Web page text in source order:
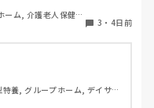
ーム, 介護老人保健施
3 ・ 4日前
養, グループホーム, デイサー